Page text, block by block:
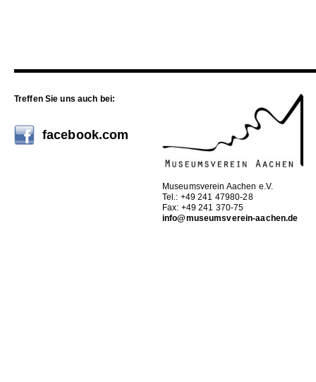
Treffen Sie uns auch bei:
facebook.com
Museumsverein Aachen e.V.
Tel.: +49 241 47980-28
Fax: +49 241 370-75
info@museumsverein-aachen.de